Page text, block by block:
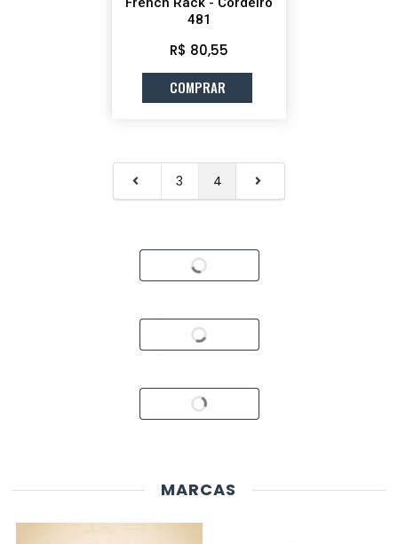
481
R$ 80,55
COMPRAR
3 4
Carregando...
Carregando...
Carregando...
MARCAS